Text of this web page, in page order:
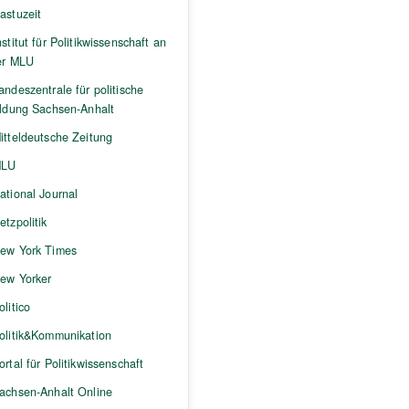
für Politikwissenschaft an
MLU
für politische
Sachsen-Anhalt
Zeitung
Journal
York Times
Yorker
für Politikwissenschaft
Anhalt Online